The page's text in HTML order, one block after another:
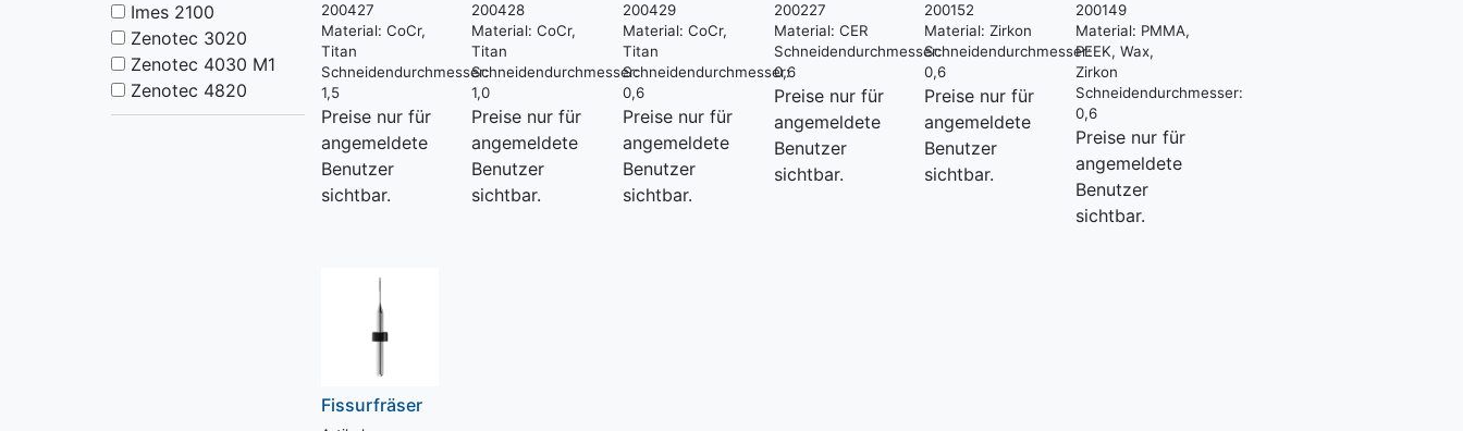
Imes 2100
Zenotec 3020
Zenotec 4030 M1
Zenotec 4820
200427
Material: CoCr,
Titan
Schneidendurchmesser:
1,5
Preise nur für
angemeldete
Benutzer
sichtbar.
200428
Material: CoCr,
Titan
Schneidendurchmesser:
1,0
Preise nur für
angemeldete
Benutzer
sichtbar.
200429
Material: CoCr,
Titan
Schneidendurchmesser:
0,6
Preise nur für
angemeldete
Benutzer
sichtbar.
200227
Material: CER
Schneidendurchmesser:
0,6
Preise nur für
angemeldete
Benutzer
sichtbar.
200152
Material: Zirkon
Schneidendurchmesser:
0,6
Preise nur für
angemeldete
Benutzer
sichtbar.
200149
Material: PMMA,
PEEK, Wax,
Zirkon
Schneidendurchmesser:
0,6
Preise nur für
angemeldete
Benutzer
sichtbar.
Fissurfräser